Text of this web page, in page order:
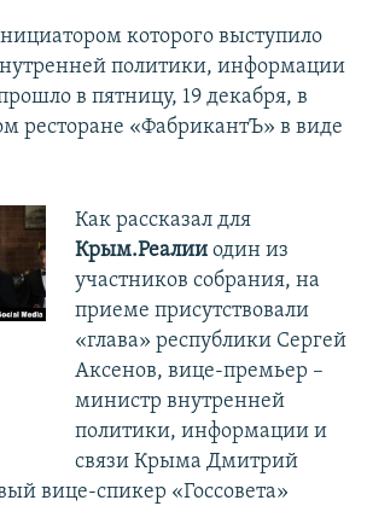
которого выступило
политики, информации
в пятницу, 19 декабря, в
ресторане «ФабрикантЪ» в виде
Как рассказал для
Крым.Реалииодин из
участников собрания, на
приеме присутствовали
«глава» республики Сергей
Аксенов, вице-премьер –
министр внутренней
политики, информации и
связи Крыма Дмитрий
вице-спикер «Госсовета»